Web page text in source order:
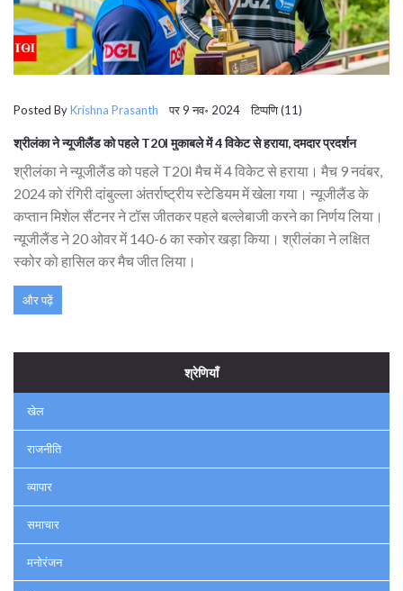
Posted ByKrishna Prasanth पर 9 नव॰ 2024 टिप्पणि (11)
श्रीलंका ने न्यूजीलैंड को पहले T20I मुकाबले में 4 विकेट से हराया, दमदार प्रदर्शन
श्रीलंका ने न्यूजीलैंड को पहले T20I मैच में 4 विकेट से हराया। मैच 9 नवंबर,
2024 को रंगिरी दांबुल्ला अंतर्राष्ट्रीय स्टेडियम में खेला गया। न्यूजीलैंड के
कप्तान मिशेल सैंटनर ने टॉस जीतकर पहले बल्लेबाजी करने का निर्णय लिया।
न्यूजीलैंड ने 20 ओवर में 140-6 का स्कोर खड़ा किया। श्रीलंका ने लक्षित
स्कोर को हासिल कर मैच जीत लिया।
और पढ़ें
श्रेणियाँ
खेल
राजनीति
व्यापार
समाचार
मनोरंजन